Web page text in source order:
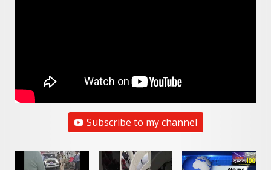
Subscribe to my channel